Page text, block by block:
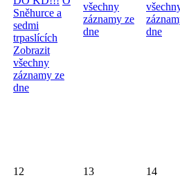
Sněhurce a
sedmi
trpaslících
Zobrazit
všechny
záznamy ze
dne
všechny
záznamy ze
dne
dne
12 13 14